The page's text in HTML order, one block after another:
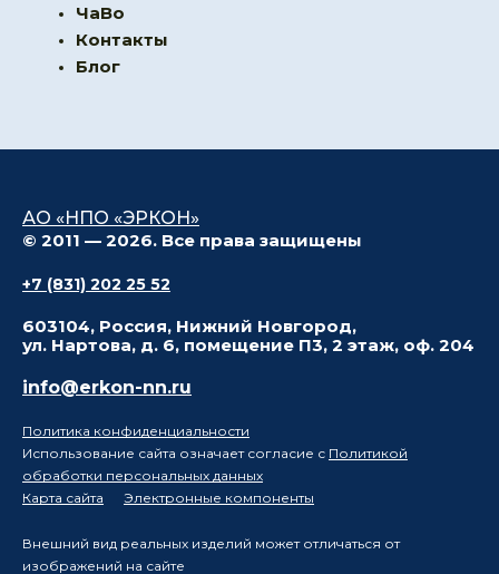
ЧаВо
Контакты
Блог
АО «НПО «ЭРКОН»
© 2011 — 2026. Все права защищены
+7 (831) 202 25 52
603104, Россия, Нижний Новгород,
ул. Нартова, д. 6, помещение П3, 2 этаж, оф. 204
info@erkon-nn.ru
Политика конфиденциальности
Использование сайта означает согласие с Политикой
обработки персональных данных
Карта сайта
Электронные компоненты
Внешний вид реальных изделий может отличаться от
изображений на сайте